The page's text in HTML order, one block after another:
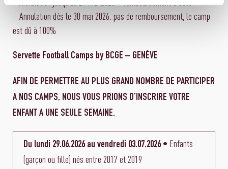
– Annulation dès le 30 mai 2026: pas de remboursement, le camp
est dû à 100%
Servette Football Camps by BCGE – GENÈVE
AFIN DE PERMETTRE AU PLUS GRAND NOMBRE DE PARTICIPER
A NOS CAMPS, NOUS VOUS PRIONS D’INSCRIRE VOTRE
ENFANT A UNE SEULE SEMAINE.
Du lundi 29.06.2026 au vendredi 03.07.2026 • Enfants
(garçon ou fille) nés entre 2017 et 2019